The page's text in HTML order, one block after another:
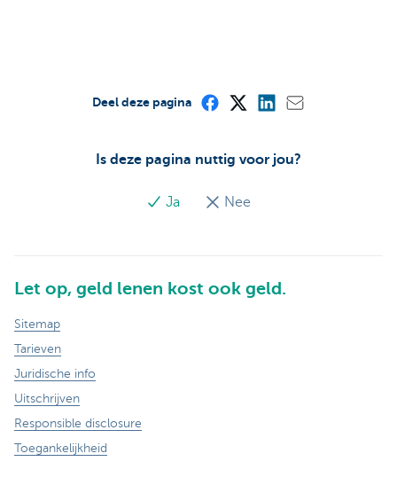
Is deze pagina nuttig voor jou?
Ja Nee
Deel deze pagina
Let op, geld lenen kost ook geld.
Sitemap
Tarieven
Juridische info
Uitschrijven
Responsible disclosure
Toegankelijkheid